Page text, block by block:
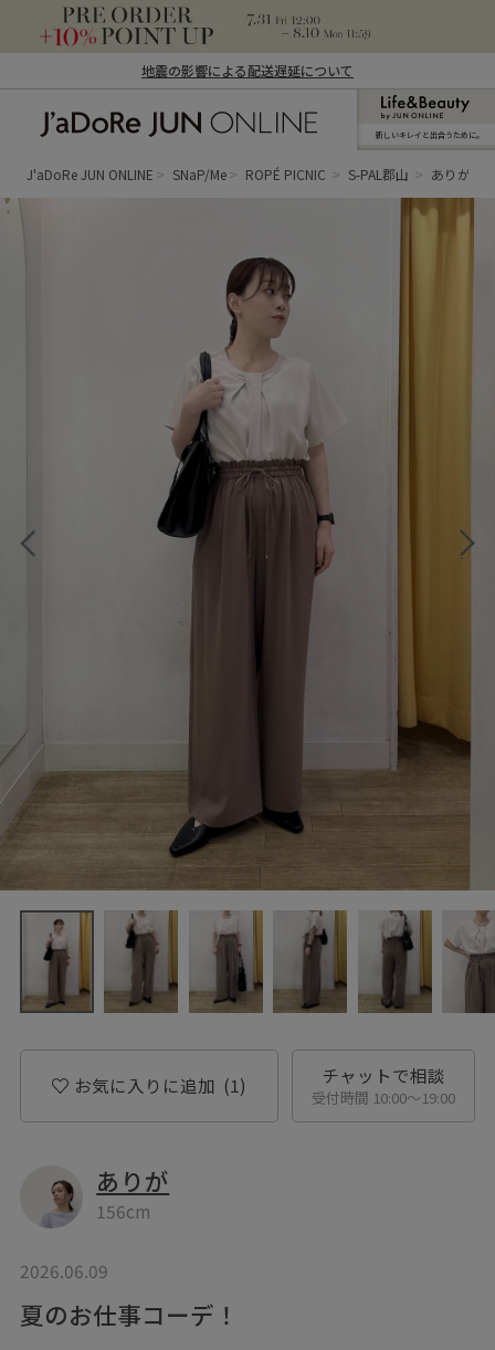
地震の影響による配送遅延について
ン オンライン）
新しいキレイと出合うために。
J'aDoRe JUN ONLINE SNaP/Me ROPÉ PICNIC S-PAL郡山 ありが
お気に入りに追加 (1) チャットで相談
受付時間 10:00〜19:00
ありが
156cm
2026.06.09
夏のお仕事コーデ！